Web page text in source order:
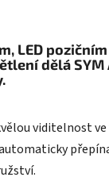
LED
dělá SYM
viditelnost ve